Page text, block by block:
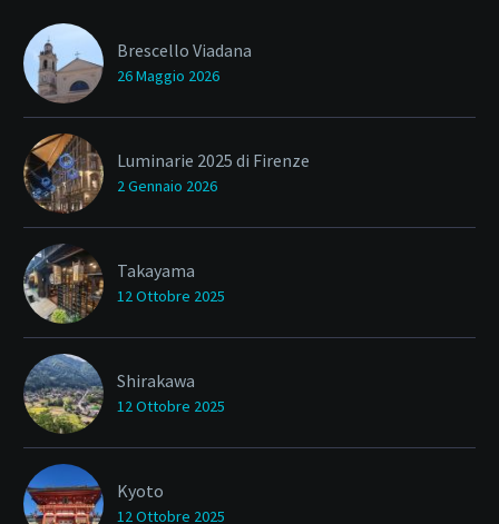
Brescello Viadana
26 Maggio 2026
Luminarie 2025 di Firenze
2 Gennaio 2026
Takayama
12 Ottobre 2025
Shirakawa
12 Ottobre 2025
Kyoto
12 Ottobre 2025